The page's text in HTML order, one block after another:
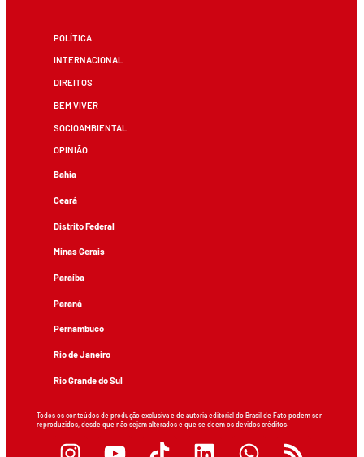
POLÍTICA
INTERNACIONAL
DIREITOS
BEM VIVER
SOCIOAMBIENTAL
OPINIÃO
Bahia
Ceará
Distrito Federal
Minas Gerais
Paraíba
Paraná
Pernambuco
Rio de Janeiro
Rio Grande do Sul
Todos os conteúdos de produção exclusiva e de autoria editorial do Brasil de Fato podem ser
reproduzidos, desde que não sejam alterados e que se deem os devidos créditos.